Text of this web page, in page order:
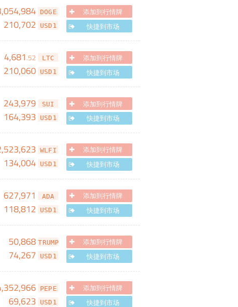
DOGE
210,702 USD1
添加到行情牌
快捷到市场
4,681.52 LTC
210,060 USD1
添加到行情牌
快捷到市场
243,979 SUI
164,393 USD1
添加到行情牌
快捷到市场
WLFI
134,004 USD1
添加到行情牌
快捷到市场
627,971 ADA
118,812 USD1
添加到行情牌
快捷到市场
50,868 TRUMP
74,267 USD1
添加到行情牌
快捷到市场
PEPE
69,623 USD1
添加到行情牌
快捷到市场